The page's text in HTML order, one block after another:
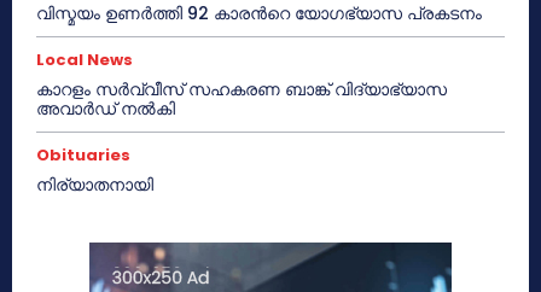
വിസ്മയം ഉണർത്തി 92 കാരൻറെ യോഗഭ്യാസ പ്രകടനം
Local News
കാറളം സർവ്വീസ് സഹകരണ ബാങ്ക് വിദ്യാഭ്യാസ
അവാർഡ് നൽകി
Obituaries
നിര്യാതനായി